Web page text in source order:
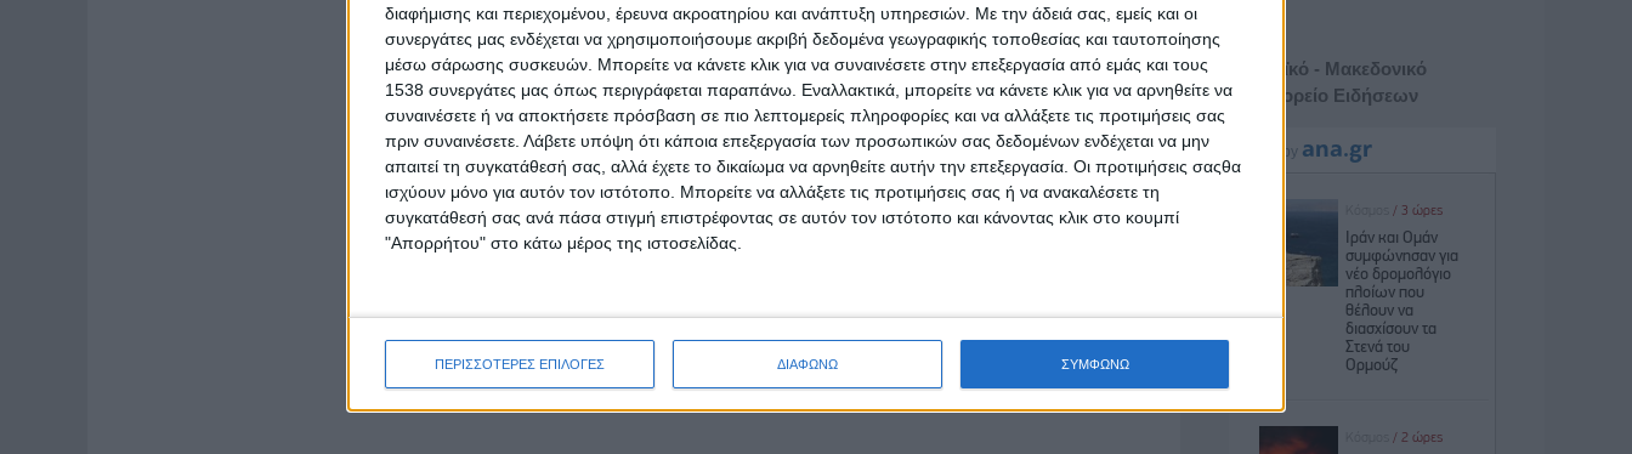
διαφήμισης και περιεχομένου, έρευνα ακροατηρίου και ανάπτυξη υπηρεσιών. Με την άδειά σας, εμείς και οι
συνεργάτες μας ενδέχεται να χρησιμοποιήσουμε ακριβή δεδομένα γεωγραφικής τοποθεσίας και ταυτοποίησης
μέσω σάρωσης συσκευών. Μπορείτε να κάνετε κλικ για να συναινέσετε στην επεξεργασία από εμάς και τους
1538 συνεργάτες μας όπως περιγράφεται παραπάνω. Εναλλακτικά, μπορείτε να κάνετε κλικ για να αρνηθείτε να
συναινέσετε ή να αποκτήσετε πρόσβαση σε πιο λεπτομερείς πληροφορίες και να αλλάξετε τις προτιμήσεις σας
πριν συναινέσετε. Λάβετε υπόψη ότι κάποια επεξεργασία των προσωπικών σας δεδομένων ενδέχεται να μην
απαιτεί τη συγκατάθεσή σας, αλλά έχετε το δικαίωμα να αρνηθείτε αυτήν την επεξεργασία. Οι προτιμήσεις σαςθα
ισχύουν μόνο για αυτόν τον ιστότοπο. Μπορείτε να αλλάξετε τις προτιμήσεις σας ή να ανακαλέσετε τη
συγκατάθεσή σας ανά πάσα στιγμή επιστρέφοντας σε αυτόν τον ιστότοπο και κάνοντας κλικ στο κουμπί
"Απορρήτου" στο κάτω μέρος της ιστοσελίδας.
ΠΕΡΙΣΣΟΤΕΡΕΣ ΕΠΙΛΟΓΕΣ ΔΙΑΦΩΝΩ ΣΥΜΦΩΝΩ
Αθηναϊκό - Μακεδονικό
Πρακτορείο Ειδήσεων